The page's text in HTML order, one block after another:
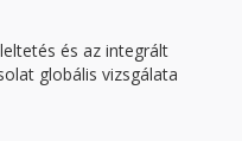
és az integrált
globális vizsgálata